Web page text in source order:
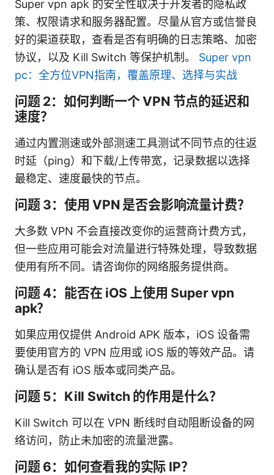
Super vpn apk 的安全性取决于开发者的隐私政
策、权限请求和服务器配置。尽量从官方或信誉良
好的渠道获取，查看是否有明确的日志策略、加密
协议，以及 Kill Switch 等保护机制。 Super vpn
pc：全方位VPN指南，覆盖原理、选择与实战
问题 2：如何判断一个 VPN 节点的延迟和
速度？
通过内置测速或外部测速工具测试不同节点的往返
时延（ping）和下载/上传带宽，记录数据以选择
最稳定、速度最快的节点。
问题 3：使用 VPN 是否会影响流量计费？
大多数 VPN 不会直接改变你的运营商计费方式，
但一些应用可能会对流量进行特殊处理，导致数据
使用有所不同。请咨询你的网络服务提供商。
问题 4：能否在 iOS 上使用 Super vpn
apk？
如果应用仅提供 Android APK 版本，iOS 设备需
要使用官方的 VPN 应用或 iOS 版的等效产品。请
确认是否有 iOS 版本或同类产品。
问题 5：Kill Switch 的作用是什么？
Kill Switch 可以在 VPN 断线时自动阻断设备的网
络访问，防止未加密的流量泄露。
问题 6：如何查看我的实际 IP？